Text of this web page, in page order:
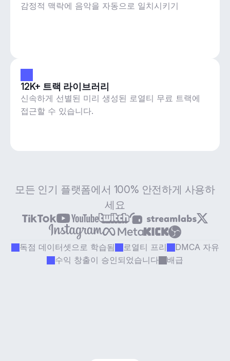
감정적 맥락에 음악을 자동으로 일치시키기
12K+ 트랙 라이브러리
신속하게 선별된 미리 생성된 로열티 무료 트랙에
접근할 수 있습니다.
모든 인기 플랫폼에서 100% 안전하게 사용하
세요
독점 데이터셋으로 학습됨 로열티 프리
DMCA 자유
수익 창출이 승인되었습니다
배급